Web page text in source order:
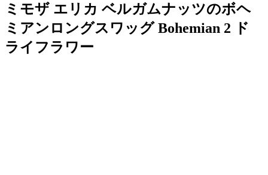
ミモザ エリカ ベルガムナッツのボヘ
ミアンロングスワッグ Bohemian 2 ド
ライフラワー